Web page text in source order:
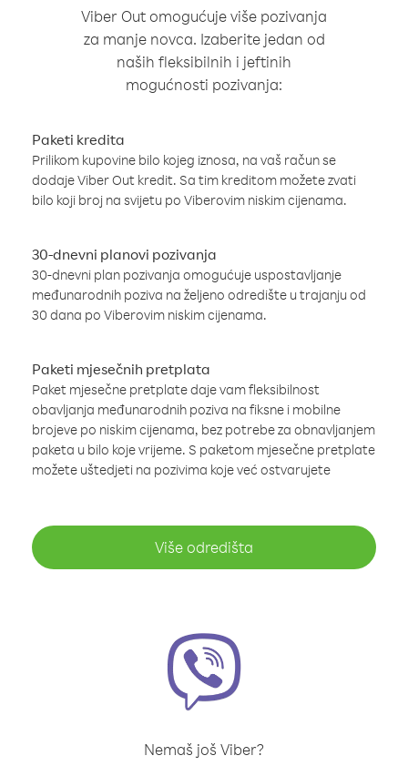
Viber Out omogućuje više pozivanja
za manje novca. Izaberite jedan od
naših fleksibilnih i jeftinih
mogućnosti pozivanja:
Paketi kredita
Prilikom kupovine bilo kojeg iznosa, na vaš račun se
dodaje Viber Out kredit. Sa tim kreditom možete zvati
bilo koji broj na svijetu po Viberovim niskim cijenama.
30-dnevni planovi pozivanja
30-dnevni plan pozivanja omogućuje uspostavljanje
međunarodnih poziva na željeno odredište u trajanju od
30 dana po Viberovim niskim cijenama.
Paketi mjesečnih pretplata
Paket mjesečne pretplate daje vam fleksibilnost
obavljanja međunarodnih poziva na fiksne i mobilne
brojeve po niskim cijenama, bez potrebe za obnavljanjem
paketa u bilo koje vrijeme. S paketom mjesečne pretplate
možete uštedjeti na pozivima koje već ostvarujete
Više odredišta
Nemaš još Viber?